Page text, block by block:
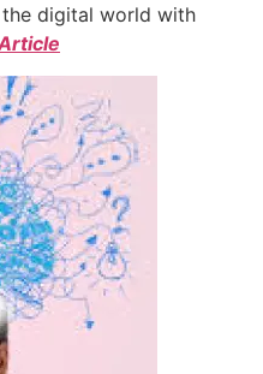
digital world with